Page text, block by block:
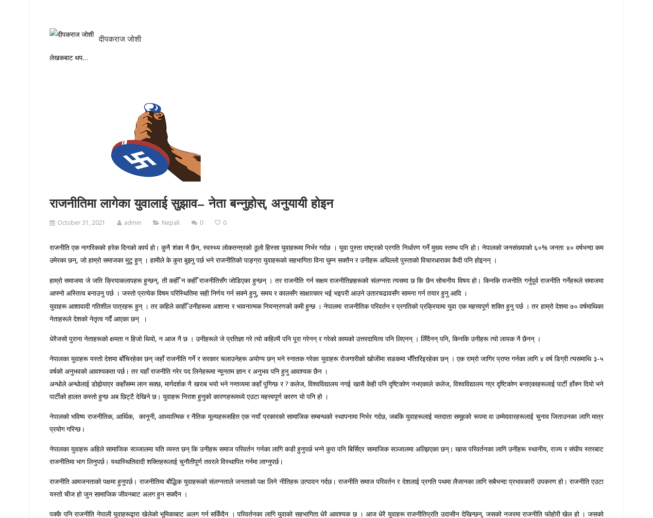
दीपकराज जोशी
लेखकबाट थप…
राजनीतिमा लागेका युवालाई सुझाव– नेता बन्नुहोस्, अनुयायी होइन
October 31, 2021 admin Nepali 0 0
राजनीति एक नागरिकको हरेक दिनको कार्य हो। कुनै शंका नै छैन, स्वस्थ्य लोकतन्त्रको ठूलो हिस्सा युवाहरूमा निर्भर गर्दछ । युवा पुस्ता राष्ट्रको प्रगति निर्धारण गर्ने मुख्य स्तम्भ पनि हो। नेपालको जनसंख्याको ६०% जनता ४० वर्षभन्दा कम
उमेरका छन्, जो हाम्रो समाजका मुटु हुन् । हामीले के कुरा बुझ्नु पर्छ भने राजनीतिको पाङ्ग्रा युवाहरूको सहभागिता विना घुम्न सक्तैन र उनीहरू अघिल्लो पुस्ताको विचारधाराका कैदी पनि होइनन् ।
हाम्रो समाजमा जे जति क्रियाकलापहरू हुन्छन्, ती कहीँ न कहीँ राजनीतिसँग जोडिएका हुन्छन् । तर राजनीति गर्न सक्षम राजनीतिज्ञहरूको संलग्नता त्यसमा छ कि छैन सोचनीय विषय हो। किनकि राजनीति गर्नुपूर्व राजनीति गर्नेहरूले समाजमा
आफ्नो अस्तित्व बनाउनु पर्छ । जस्तो प्रत्येक विषम परिस्थितिमा सही निर्णय गर्न सक्ने हुनु, समय र कालसँग साक्षात्कार भई भइपरी आउने उतारचढावसँग सामना गर्न तयार हुनु आदि ।
युवाहरू आशावादी गतिशील पात्रहरू हुन् । तर कहिले काहीँ उनीहरूमा अशान्त र भावनात्मक नियन्त्रणको कमी हुन्छ । नेपालमा राजनीतिक परिवर्तन र प्रगतिको प्रक्रियामा युवा एक महत्त्वपूर्ण शक्ति हुनु पर्छ । तर हाम्रो देशमा ७० वर्षमाथिका
नेताहरूले देशको नेतृत्व गर्दै आएका छन् ।
धेरैजसो पुराना नेताहरूको क्षमता न हिजो थियो, न आज नै छ । उनीहरूले जे प्रतिज्ञा गरे त्यो कहिल्यै पनि पूरा गरेनन् र गरेको कामको उत्तरदायित्व पनि लिएनन् । लिँदैनन् पनि, किनकि उनीहरू त्यो लायक नै छैनन् ।
नेपालका युवाहरू यस्तो देशमा बाँचिरहेका छन् जहाँ राजनीति गर्ने र सरकार चलाउनेहरू अयोग्य छन् भने स्नातक गरेका युवाहरू रोजगारीको खोजीमा सडकमा भौँतारिइरहेका छन् । एक राम्रो जागिर प्राप्त गर्नका लागि ४ वर्ष डिग्री त्यसमाथि ३-५
वर्षको अनुभवको आवश्यकता पर्छ। तर यहाँ राजनीति गरेर पद लिनेहरूमा न्यूनतम ज्ञान र अनुभव पनि हुनु आवश्यक छैन ।
अन्धोले अन्धोलाई डोहोर्‍याएर कहाँसम्म लान सक्छ, मार्गदर्शक नै खराब भयो भने गन्तव्यमा कहाँ पुगिन्छ र ? कलेज, विश्वविद्यालय नगई खासै केही पनि दृष्टिकोण नभएकाले कलेज, विश्वविद्यालय गएर दृष्टिकोण बनाएकाहरूलाई पार्टी हाँक्न दियो भने
पार्टीको हालत कस्तो हुन्छ अब छिट्टै देखिने छ। युवाहरू निराश हुनुको कारणहरूमध्ये एउटा महत्त्वपूर्ण कारण यो पनि हो ।
नेपालको भविष्य राजनीतिक, आर्थिक, कानूनी, आध्यात्मिक र नैतिक मूल्यहरूसहित एक नयाँ प्रकारको सामाजिक सम्बन्धको स्थापनामा निर्भर गर्दछ, जबकि युवाहरूलाई मतदाता समूहको रूपमा वा उम्मेदवारहरूलाई चुनाव जिताउनका लागि मात्र
प्रयोग गरिन्छ।
नेपालका युवाहरू अहिले सामाजिक सञ्जालमा यति व्यस्त छन् कि उनीहरू समाज परिवर्तन गर्नका लागि कडी हुनुपर्छ भन्ने कुरा पनि बिर्सिएर सामाजिक सञ्जालमा अल्झिएका छन्। खास परिवर्तनका लागि उनीहरू स्थानीय, राज्य र संघीय स्तरबाट
राजनीतिमा भाग लिनुपर्छ। यथास्थितिवादी शक्तिहरूलाई चुनौतीपूर्ण तवरले विस्थापित गर्नमा लाग्नुपर्छ।
राजनीति आमजनताको पक्षमा हुनुपर्छ। राजनीतिमा बौद्धिक युवाहरूको संलग्नताले जनताको पक्ष लिने नीतिहरू उत्पादन गर्दछ। राजनीति समाज परिवर्तन र देशलाई प्रगति पथमा लैजानका लागि सबैभन्दा प्रभावकारी उपकरण हो। राजनीति एउटा
यस्तो चीज हो जुन सामाजिक जीवनबाट अलग हुन सक्दैन ।
पक्कै पनि राजनीति नेपाली युवाहरूद्वारा खेलेको भूमिकाबाट अलग गर्न सकिँदैन । परिवर्तनका लागि युवाको सहभागिता धेरै आवश्यक छ । आज धेरै युवाहरू राजनीतिप्रति उदासीन देखिन्छन्, जसको नजरमा राजनीति फोहोरी खेल हो । जसको